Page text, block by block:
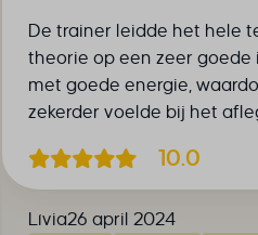
De trainer leidde het hele
theorie op een zeer
met goede energie,
zekerder voelde bij het
10.0
Lívia26 april 2024